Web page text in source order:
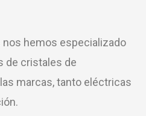
hemos especializado
de cristales de
marcas, tanto eléctricas